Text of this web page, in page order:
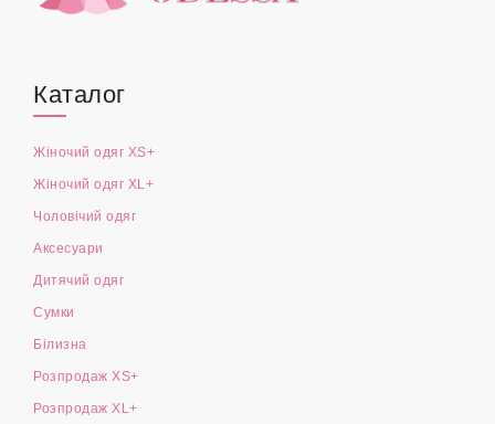
Каталог
Жіночий одяг XS+
Жіночий одяг XL+
Чоловічий одяг
Аксесуари
Дитячий одяг
Сумки
Білизна
Розпродаж XS+
Розпродаж XL+